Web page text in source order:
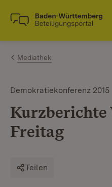
Zum Inhalt springen
Link zur Startseite
Mediathek
Demokratiekonferenz 2015
Kurzberichte
Freitag
Teilen